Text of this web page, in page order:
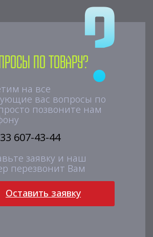
по товару?
на все
вас вопросы по
позвоните нам
607-43-44
заявку и наш
перезвонит Вам
Оставить заявку